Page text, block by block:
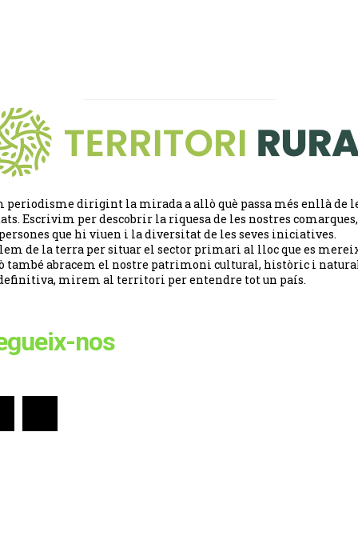
periodisme dirigint la mirada a allò què passa més enllà de
Escrivim per descobrir la riquesa de les nostres
que hi viuen i la diversitat de les seves iniciatives.
de la terra per situar el sector primari al lloc que es
també abracem el nostre patrimoni cultural, històric i
mirem al territori per entendre tot un país.
nos